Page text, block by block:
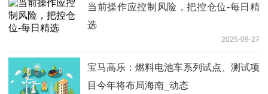
当前操作应控制风险，把控仓位-每日精
选
2025-09-27
宝马高乐：燃料电池车系列试点、测试项
目今年将布局海南_动态